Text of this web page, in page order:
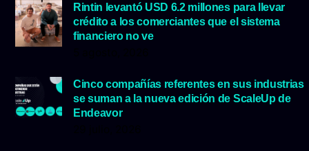
Rintin levantó USD 6.2 millones para llevar
crédito a los comerciantes que el sistema
financiero no ve
Cinco compañías referentes en sus industrias
se suman a la nueva edición de ScaleUp de
Endeavor